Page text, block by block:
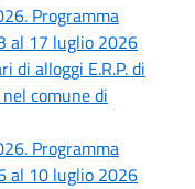
Programma
al 17 luglio 2026
di alloggi E.R.P. di
nel comune di
Programma
al 10 luglio 2026